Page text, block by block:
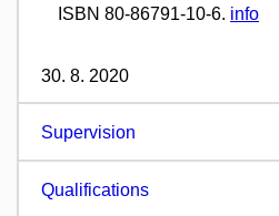
ISBN 80-86791-10-6. info
30. 8. 2020
Supervision
Qualifications